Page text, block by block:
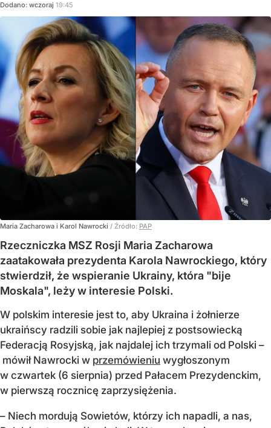
Dodano: wczoraj 19:45
Maria Zacharowa i Karol Nawrocki / Źródło: PAP
Rzeczniczka MSZ Rosji Maria Zacharowa
zaatakowała prezydenta Karola Nawrockiego, który
stwierdził, że wspieranie Ukrainy, która "bije
Moskala", leży w interesie Polski.
W polskim interesie jest to, aby Ukraina i żołnierze
ukraińscy radzili sobie jak najlepiej z postsowiecką
Federacją Rosyjską, jak najdalej ich trzymali od Polski –
mówił Nawrocki w przemówieniu wygłoszonym
w czwartek (6 sierpnia) przed Pałacem Prezydenckim,
w pierwszą rocznicę zaprzysiężenia.
– Niech mordują Sowietów, którzy ich napadli, a nas,